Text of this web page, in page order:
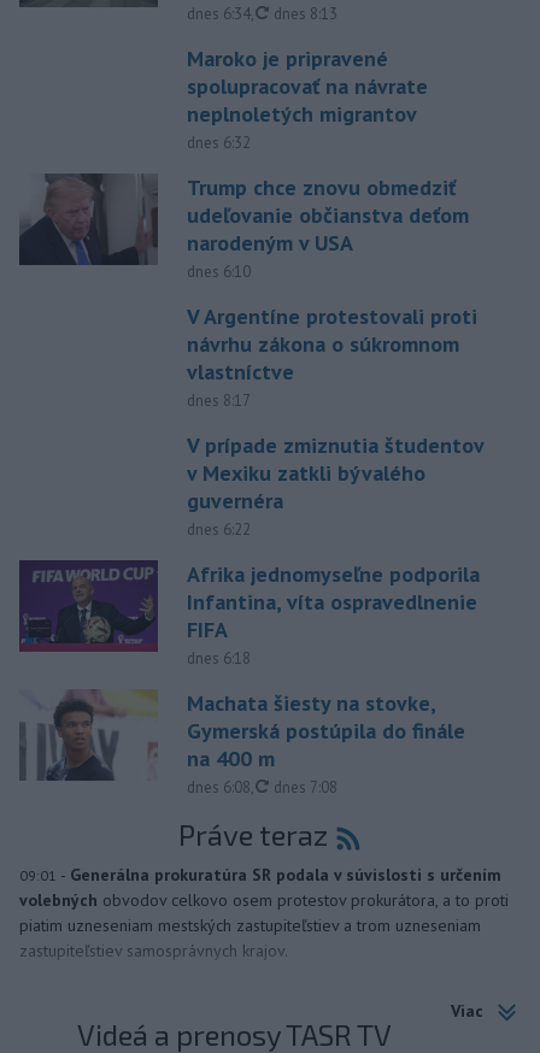
dnes 6:34, aktualizované
dnes 8:13
Maroko je pripravené
spolupracovať na návrate
neplnoletých migrantov
dnes 6:32
Trump chce znovu obmedziť
udeľovanie občianstva deťom
narodeným v USA
dnes 6:10
V Argentíne protestovali proti
návrhu zákona o súkromnom
vlastníctve
dnes 8:17
V prípade zmiznutia študentov
v Mexiku zatkli bývalého
guvernéra
dnes 6:22
Afrika jednomyseľne podporila
Infantina, víta ospravedlnenie
FIFA
dnes 6:18
Machata šiesty na stovke,
Gymerská postúpila do finále
na 400 m
dnes 6:08, aktualizované
dnes 7:08
Práve teraz
09:01 - Generálna prokuratúra SR podala v súvislosti s určením
volebných obvodov celkovo osem protestov prokurátora, a to proti
piatim uzneseniam mestských zastupiteľstiev a trom uzneseniam
zastupiteľstiev samosprávnych krajov.
Viac
Videá a prenosy TASR TV